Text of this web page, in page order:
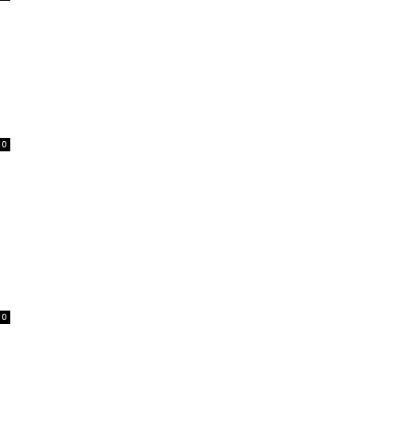
0
0